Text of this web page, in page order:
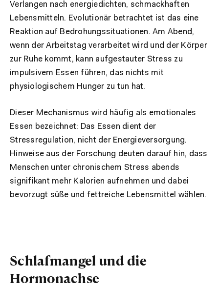
Verlangen nach energiedichten, schmackhaften
Lebensmitteln. Evolutionär betrachtet ist das eine
Reaktion auf Bedrohungssituationen. Am Abend,
wenn der Arbeitstag verarbeitet wird und der Körper
zur Ruhe kommt, kann aufgestauter Stress zu
impulsivem Essen führen, das nichts mit
physiologischem Hunger zu tun hat.
Dieser Mechanismus wird häufig als emotionales
Essen bezeichnet: Das Essen dient der
Stressregulation, nicht der Energieversorgung.
Hinweise aus der Forschung deuten darauf hin, dass
Menschen unter chronischem Stress abends
signifikant mehr Kalorien aufnehmen und dabei
bevorzugt süße und fettreiche Lebensmittel wählen.
Schlafmangel und die
Hormonachse